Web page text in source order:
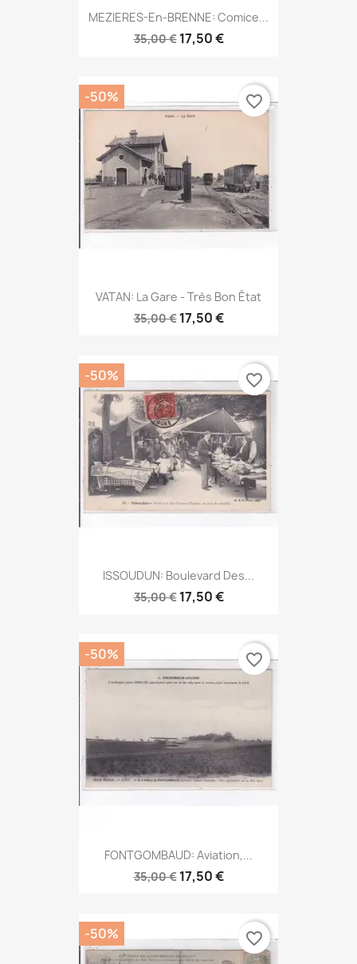
MEZIERES-En-BRENNE: Comice...
35,00 € 17,50 €
VATAN: La Gare - Très Bon État
35,00 € 17,50 €
-50% favorite_border
ISSOUDUN: Boulevard Des...
35,00 € 17,50 €
-50% favorite_border
FONTGOMBAUD: Aviation,...
35,00 € 17,50 €
-50% favorite_border
-50% favorite_border